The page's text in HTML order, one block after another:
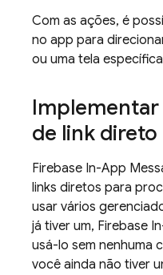
Com as ações, é
no app para
ou uma tela
de link direto
Firebase In-App
links diretos para
usar vários
já tiver um, Firebase
usá-lo sem nenhuma
você ainda não tiver